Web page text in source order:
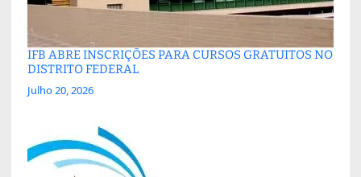
IFB ABRE INSCRIÇÕES PARA CURSOS GRATUITOS NO
DISTRITO FEDERAL
Julho 20, 2026